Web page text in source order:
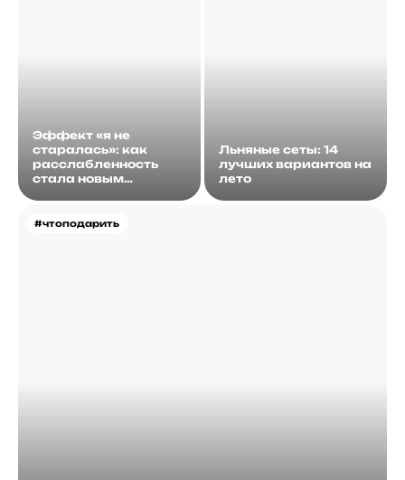
Эффект «я не
старалась»: как
расслабленность
стала новым
#чтоподарить
Льняные сеты: 14
лучших вариантов на
лето